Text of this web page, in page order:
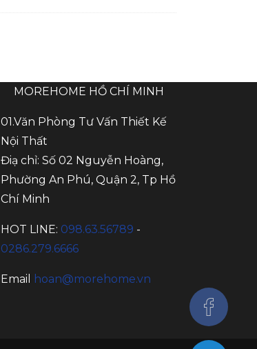
MOREHOME HỒ CHÍ MINH
01.Văn Phòng Tư Vấn Thiết Kế
Nội Thất
Điạ chỉ: Số 02 Nguyễn Hoàng,
Phường An Phú, Quận 2, Tp Hồ
Chí Minh
HOT LINE: 098.63.56789 -
0286.279.6666
Email hoan@morehome.vn